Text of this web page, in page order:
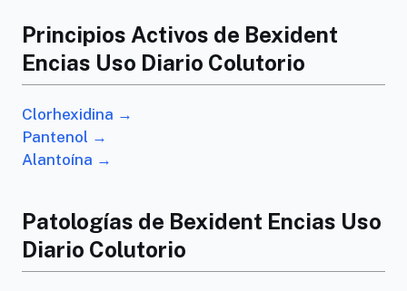
Principios Activos de Bexident
Encias Uso Diario Colutorio
Clorhexidina →
Pantenol →
Alantoína →
Patologías de Bexident Encias Uso
Diario Colutorio